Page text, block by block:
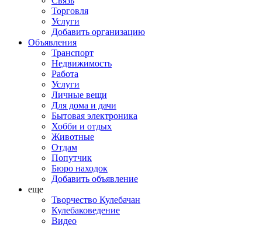
Торговля
Услуги
Добавить организацию
Объявления
Транспорт
Недвижимость
Работа
Услуги
Личные вещи
Для дома и дачи
Бытовая электроника
Хобби и отдых
Животные
Отдам
Попутчик
Бюро находок
Добавить объявление
еще
Творчество Кулебачан
Кулебаковедение
Видео